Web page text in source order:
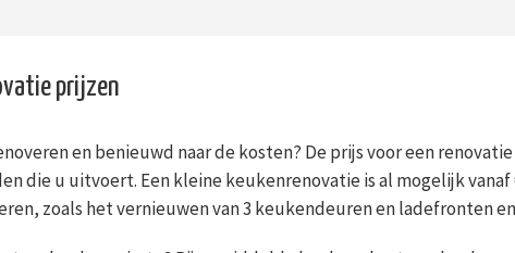
prijzen
en benieuwd naar de kosten? De prijs voor een
die u uitvoert. Een kleine keukenrenovatie is al mogelijk vanaf
zoals het vernieuwen van 3 keukendeuren en ladefronten